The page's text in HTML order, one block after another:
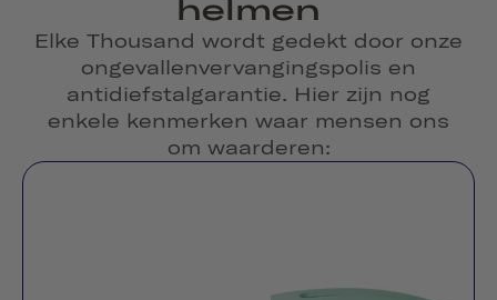
helmen
Elke Thousand wordt gedekt door onze
ongevallenvervangingspolis en
antidiefstalgarantie. Hier zijn nog
enkele kenmerken waar mensen ons
om waarderen: